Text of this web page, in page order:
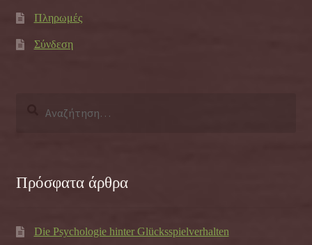
Πληρωμές
Σύνδεση
Πρόσφατα άρθρα
Die Psychologie hinter Glücksspielverhalten